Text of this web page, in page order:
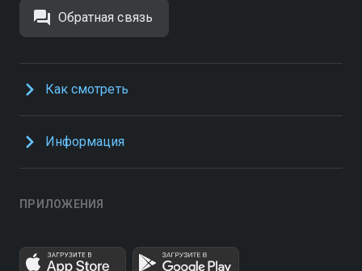
Обратная связь
Как смотреть
Информация
ПРИЛОЖЕНИЯ